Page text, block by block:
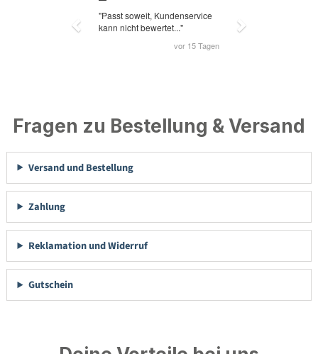
Fragen zu Bestellung & Versand
Versand und Bestellung
Zahlung
Reklamation und Widerruf
Gutschein